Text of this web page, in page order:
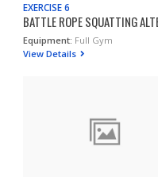
EXERCISE 6
BATTLE ROPE SQUATTING
Equipment: Full Gym
View Details